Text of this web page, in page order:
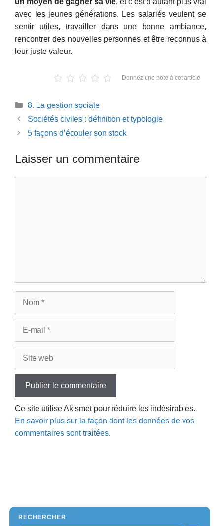
un moyen de gagner sa vie, et c’est d’autant plus vrai
avec les jeunes générations. Les salariés veulent se
sentir utiles, travailler dans une bonne ambiance,
rencontrer des nouvelles personnes et être reconnus à
leur juste valeur.
Donnez une note à cet article
Catégories
8. La gestion sociale
Sociétés civiles : définition et typologie
5 façons d’écouler son stock
Laisser un commentaire
Ce site utilise Akismet pour réduire les indésirables.
En savoir plus sur la façon dont les données de vos
commentaires sont traitées.
RECHERCHER